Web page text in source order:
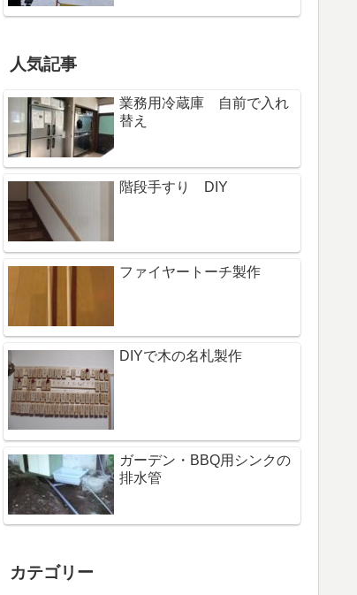
人気記事
業務用冷蔵庫 自前で入れ
替え
階段手すり DIY
ファイヤートーチ製作
DIYで木の名札製作
ガーデン・BBQ用シンクの
排水管
カテゴリー